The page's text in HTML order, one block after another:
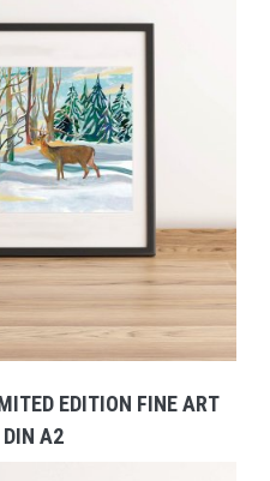
EDITION FINE ART
A2